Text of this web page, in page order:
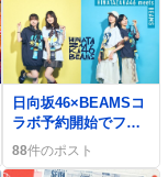
日向坂46×BEAMSコ
ラボ予約開始でファ
ン歓喜「欲しい」
「最高すぎる」感が
88件のポスト